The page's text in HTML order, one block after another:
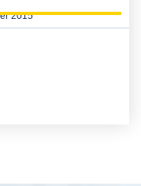
2015